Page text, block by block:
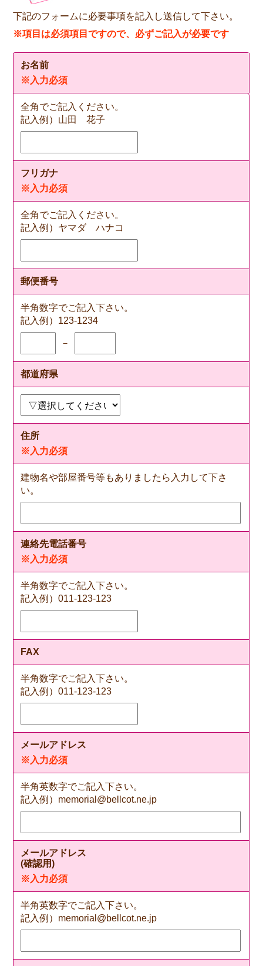
下記のフォームに必要事項を記入し送信して下さい。
※項目は必須項目ですので、必ずご記入が必要です
お名前
※入力必須
全角でご記入ください。
記入例）山田 花子
フリガナ
※入力必須
全角でご記入ください。
記入例）ヤマダ ハナコ
郵便番号
半角数字でご記入下さい。
記入例）123-1234
－
都道府県
住所
※入力必須
建物名や部屋番号等もありましたら入力して下さ
い。
連絡先電話番号
※入力必須
半角数字でご記入下さい。
記入例）011-123-123
FAX
半角数字でご記入下さい。
記入例）011-123-123
メールアドレス
※入力必須
半角英数字でご記入下さい。
記入例）memorial@bellcot.ne.jp
メールアドレス
(確認用)
※入力必須
半角英数字でご記入下さい。
記入例）memorial@bellcot.ne.jp